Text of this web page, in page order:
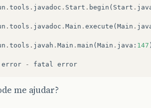
. tools . javadoc . Start . begin ( Start .
. tools . javadoc . Main . execute ( Main .
. tools . javah . Main . main ( Main . java : 147
error - fatal error
me ajudar?